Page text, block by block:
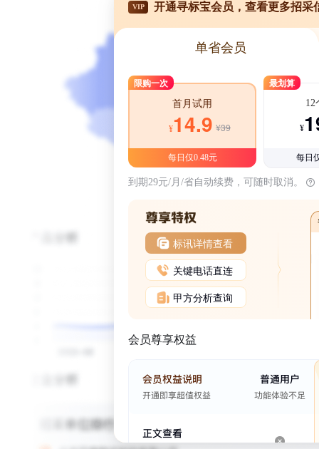
VIP 开通寻标宝会员，查看更多招采
单省会员
限购一次
首月试用
¥14.9 ¥39
每日仅0.48元
最划算
12
¥
每日
到期29元/月/省自动续费，可随时取消。
标讯详情查看
关键电话直连
甲方分析查询
会员尊享权益